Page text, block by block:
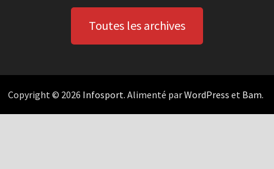
Toutes les archives
Copyright © 2026 Infosport. Alimenté parWordPress et Bam.